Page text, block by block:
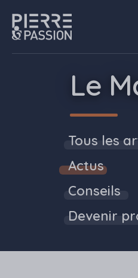
Le
Tous les
Actus
Conseils
Devenir